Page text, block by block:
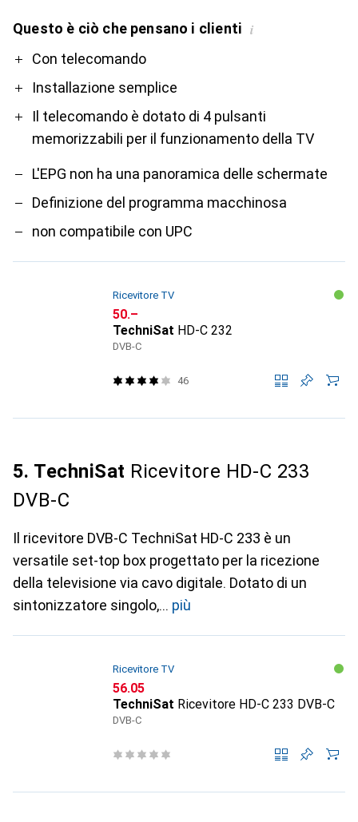
Questo è ciò che pensano i clienti i
ProCon telecomando
Installazione semplice
Il telecomando è dotato di 4 pulsanti
memorizzabili per il funzionamento della TV
Contro
L'EPG non ha una panoramica delle schermate
Definizione del programma macchinosa
non compatibile con UPC
Ricevitore TV
CHF
50.–
TechniSat HD-C 232
DVB-C
46
5. TechniSat Ricevitore HD-C 233
DVB-C
Il ricevitore DVB-C TechniSat HD-C 233 è un
versatile set-top box progettato per la ricezione
della televisione via cavo digitale. Dotato di un
sintonizzatore singolo,
più
Ricevitore TV
CHF
56.05
TechniSat Ricevitore HD-C 233 DVB-C
DVB-C